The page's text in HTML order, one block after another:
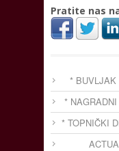
Pratite nas
*
*
* TOPNIČKI